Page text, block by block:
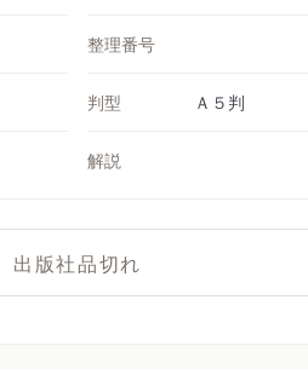
整理番号
判型 Ａ５判
解説
出版社品切れ